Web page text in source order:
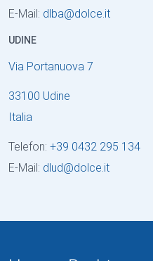
E-Mail: dlba@dolce it
UDINE
Via Portanuova 7
33100 Udine
Italia
Telefon: +39 0432 295 134
E-Mail: dlud@dolce it